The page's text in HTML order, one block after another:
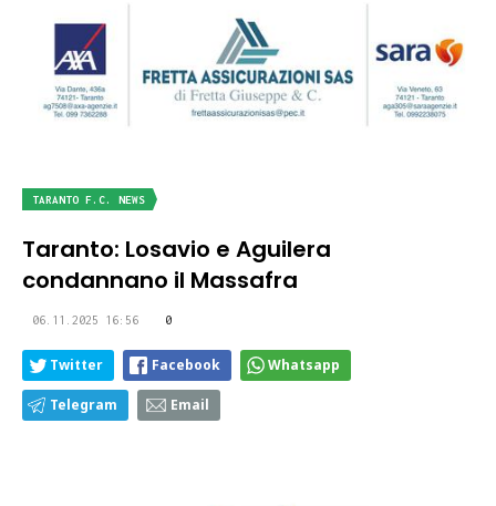
TARANTO F.C. NEWS
Taranto: Losavio e Aguilera
condannano il Massafra
06.11.2025 16:56 0
Twitter Facebook Whatsapp
Telegram Email